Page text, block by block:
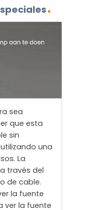
sea
que esta
sin
una
La
través del
de cable.
la fuente
ver la fuente